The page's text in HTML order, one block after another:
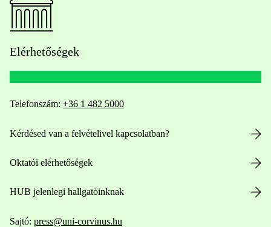
Elérhetőségek
Telefonszám: +36 1 482 5000
Kérdésed van a felvételivel kapcsolatban?
Oktatói elérhetőségek
HUB jelenlegi hallgatóinknak
Sajtó: press@uni-corvinus.hu